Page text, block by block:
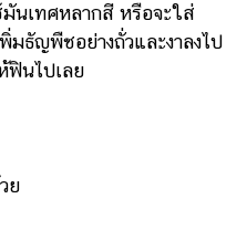
นเทศหลากสี หรือจะใส่
มธัญพืชอย่างถั่วและงาลงไป
ฟินไปเลย
ย